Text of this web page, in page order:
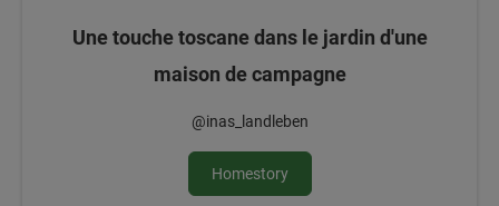
Une touche toscane dans le jardin d'une
maison de campagne
@inas_landleben
Homestory